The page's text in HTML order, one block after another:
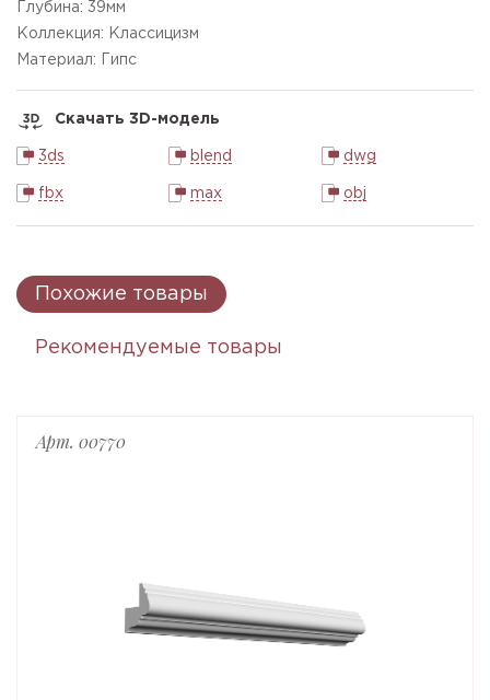
Глубина: 39мм
Коллекция: Классицизм
Материал: Гипс
Скачать 3D-модель
3ds blend dwg
fbx max obj
Похожие товары
Рекомендуемые товары
Арт. 00770